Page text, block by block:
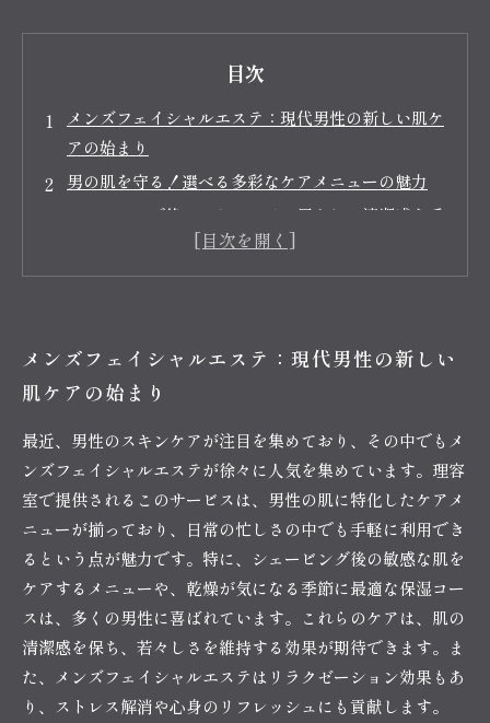
目次
メンズフェイシャルエステ：現代男性の新しい肌ケ
アの始まり
男の肌を守る！選べる多彩なケアメニューの魅力
シェービング後のスキンケア：男らしい清潔感を手
乾燥対策はこれだ！季節に応じた保湿メニューの効
感
あなたの肌に合ったフェイシャルコースの見つけ方
メンズフェイシャルエステで感じる、肌の変化と自
信の向上
メンズフェイシャルエステ：現代男性の新しい
肌ケアの始まり
最近、男性のスキンケアが注目を集めており、その中でもメ
ンズフェイシャルエステが徐々に人気を集めています。理容
室で提供されるこのサービスは、男性の肌に特化したケアメ
ニューが揃っており、日常の忙しさの中でも手軽に利用でき
るという点が魅力です。特に、シェービング後の敏感な肌を
ケアするメニューや、乾燥が気になる季節に最適な保湿コー
スは、多くの男性に喜ばれています。これらのケアは、肌の
清潔感を保ち、若々しさを維持する効果が期待できます。ま
た、メンズフェイシャルエステはリラクゼーション効果もあ
り、ストレス解消や心身のリフレッシュにも貢献します。